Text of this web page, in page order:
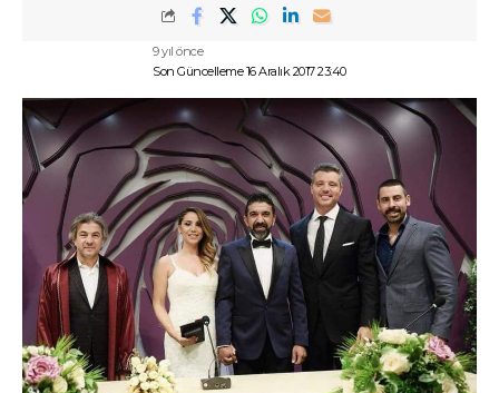
Son Güncelleme 16 Aralık 2017 23:40
9 yıl önce